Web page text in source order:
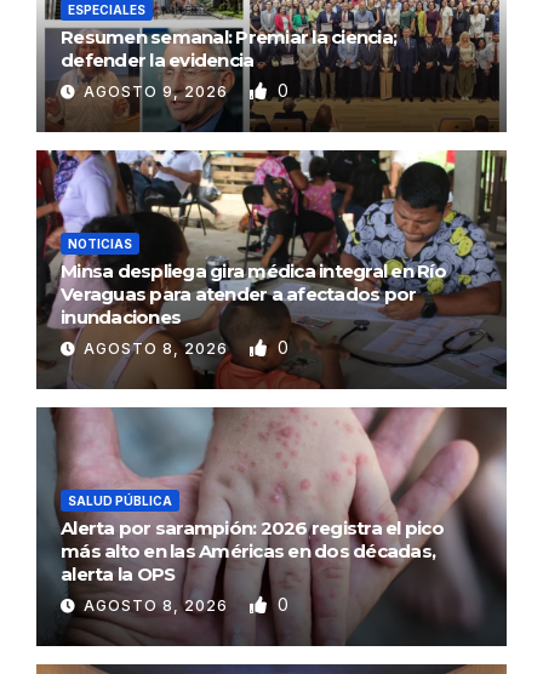
ESPECIALES
Resumen semanal: Premiar la ciencia;
defender la evidencia
AGOSTO 9, 2026 0
NOTICIAS
Minsa despliega gira médica integral en Río
Veraguas para atender a afectados por
inundaciones
AGOSTO 8, 2026 0
SALUD PÚBLICA
Alerta por sarampión: 2026 registra el pico
más alto en las Américas en dos décadas,
alerta la OPS
AGOSTO 8, 2026 0